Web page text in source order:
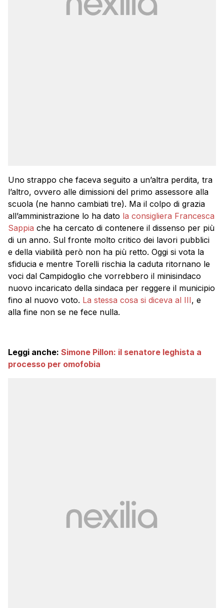
Uno strappo che faceva seguito a un’altra perdita, tra
l’altro, ovvero alle dimissioni del primo assessore alla
scuola (ne hanno cambiati tre). Ma il colpo di grazia
all’amministrazione lo ha dato la consigliera Francesca
Sappia che ha cercato di contenere il dissenso per più
di un anno. Sul fronte molto critico dei lavori pubblici
e della viabilità però non ha più retto. Oggi si vota la
sfiducia e mentre Torelli rischia la caduta ritornano le
voci dal Campidoglio che vorrebbero il minisindaco
nuovo incaricato della sindaca per reggere il municipio
fino al nuovo voto. La stessa cosa si diceva al III, e
alla fine non se ne fece nulla.
Leggi anche: Simone Pillon: il senatore leghista a
processo per omofobia